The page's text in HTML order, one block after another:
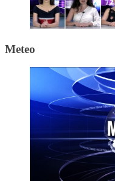
Meteo